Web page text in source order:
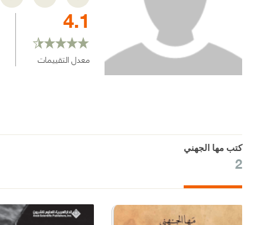
4.1
معدل التقييمات
كتب مها الجهني
2